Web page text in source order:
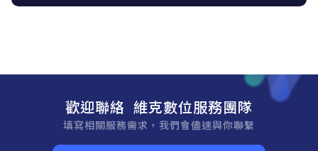
歡迎聯絡 維克數位服務團隊
填寫相關服務需求，我們會儘速與你聯繫